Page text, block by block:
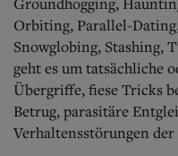
Orbiting, Parallel-
Snowglobing, Stashing,
geht es um tatsächliche
Übergriffe, fiese Tricks
Betrug, parasitäre
Verhaltensstörungen